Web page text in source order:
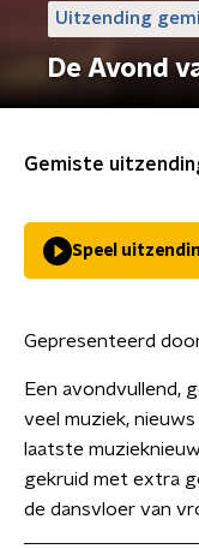
Uitzending
De Avond
Gemiste
Speel
Gepresenteerd
Een avondvullend,
veel muziek,
laatste
gekruid met extra
de dansvloer van